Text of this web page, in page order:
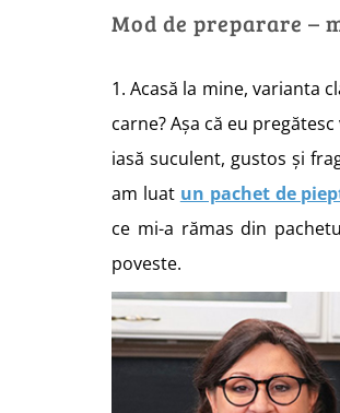
Mod de preparare –
1. Acasă la mine, varianta
carne? Așa că eu
iasă suculent, gustos și
am luat un pachet de
ce mi-a rămas din
poveste.